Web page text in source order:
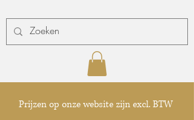
Prijzen op onze website zijn excl. BTW